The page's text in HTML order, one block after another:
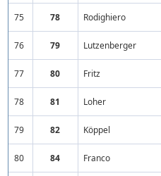
75 78 Rodighiero
76 79 Lutzenberger
77 80 Fritz
78 81 Loher
79 82 Köppel
80 84 Franco